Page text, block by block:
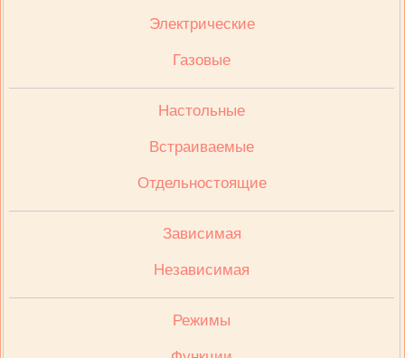
Электрические
Газовые
Настольные
Встраиваемые
Отдельностоящие
Зависимая
Независимая
Режимы